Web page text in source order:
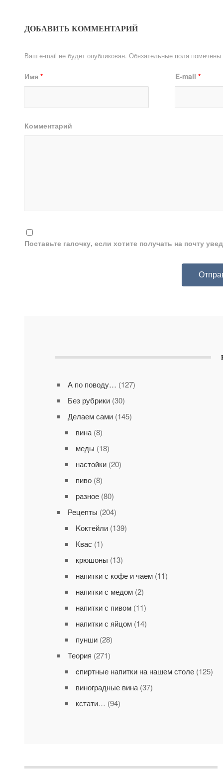
ДОБАВИТЬ КОММЕНТАРИЙ
Ваш e-mail не будет опубликован. Обязательные поля помечены
Имя * E-mail *
Комментарий
Поставьте галочку, если хотите получать на почту
А по поводу… (127)
Без рубрики(30)
Делаем сами(145)
вина(8)
меды (18)
настойки(20)
пиво(8)
разное(80)
Рецепты (204)
Kоктейли(139)
Квас (1)
крюшоны (13)
напитки с кофе и чаем(11)
напитки с медом(2)
напитки с пивом(11)
напитки с яйцом(14)
пунши(28)
Теория (271)
cпиртные напитки на нашем столе(125)
виноградные вина(37)
кстати… (94)